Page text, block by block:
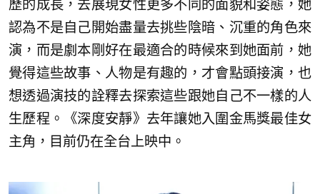
歷的成長，去展現女性更多不同的面貌和姿態，她
認為不是自己開始盡量去挑些陰暗、沉重的角色來
演，而是劇本剛好在最適合的時候來到她面前，她
覺得這些故事、人物是有趣的，才會點頭接演，也
想透過演技的詮釋去探索這些跟她自己不一樣的人
生歷程。《深度安靜》去年讓她入圍金馬獎最佳女
主角，目前仍在全台上映中。